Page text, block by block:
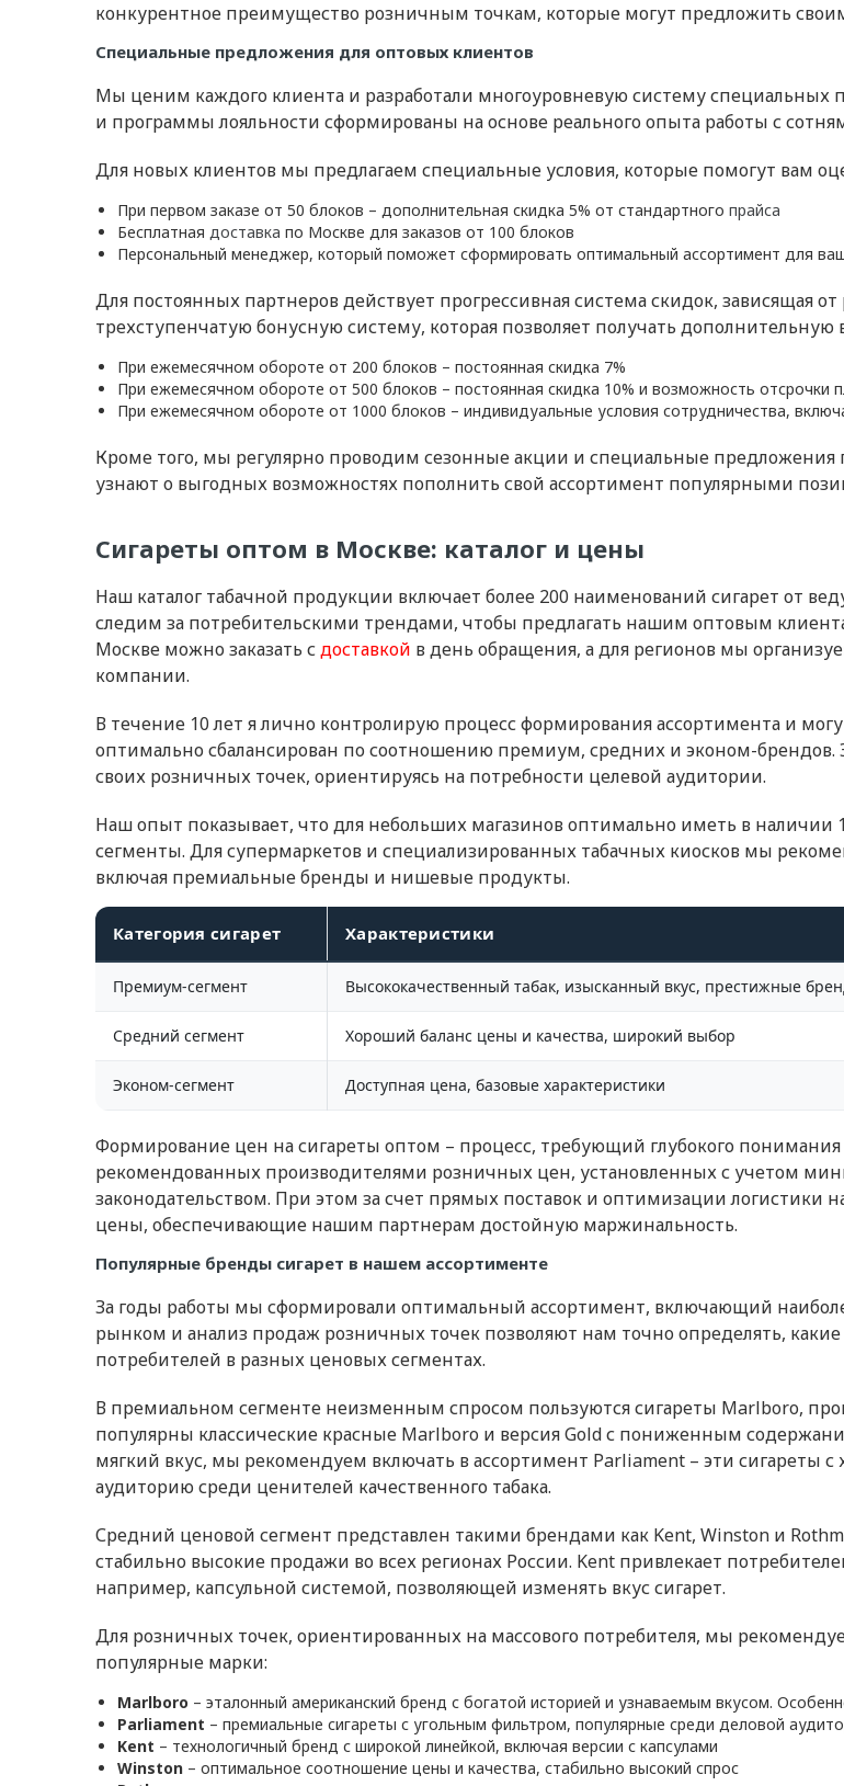
конкурентное преимущество розничным точкам, которые могут предложить
Специальные предложения для оптовых клиентов
Мы ценим каждого клиента и разработали многоуровневую систему специальных
и программы лояльности сформированы на основе реального опыта работы с
Для новых клиентов мы предлагаем специальные условия, которые помогут вам
При первом заказе от 50 блоков – дополнительная скидка 5% от стандартного прайса
Бесплатная доставка по Москве для заказов от 100 блоков
Персональный менеджер, который поможет сформировать оптимальный ассортимент для
Для постоянных партнеров действует прогрессивная система скидок, зависящая
трехступенчатую бонусную систему, которая позволяет получать
При ежемесячном обороте от 200 блоков – постоянная скидка 7%
При ежемесячном обороте от 500 блоков – постоянная скидка 10% и возможность отсрочки
При ежемесячном обороте от 1000 блоков – индивидуальные условия сотрудничества,
Кроме того, мы регулярно проводим сезонные акции и специальные
узнают о выгодных возможностях пополнить свой ассортимент популярными
Сигареты оптом в Москве: каталог и цены
Наш каталог табачной продукции включает более 200 наименований сигарет от
следим за потребительскими трендами, чтобы предлагать нашим оптовым
Москве можно заказать сдоставкой в день обращения, а для регионов мы
компании.
В течение 10 лет я лично контролирую процесс формирования ассортимента и могу
оптимально сбалансирован по соотношению премиум, средних и эконом-
своих розничных точек, ориентируясь на потребности целевой аудитории.
Наш опыт показывает, что для небольших магазинов оптимально иметь в
сегменты. Для супермаркетов и специализированных табачных киосков мы
включая премиальные бренды и нишевые продукты.
Категория сигарет Характеристики
Премиум-сегмент Высококачественный табак, изысканный вкус, престижные
Средний сегмент Хороший баланс цены и качества, широкий выбор
Эконом-сегмент Доступная цена, базовые характеристики
Формирование цен на сигареты оптом – процесс, требующий глубокого
рекомендованных производителями розничных цен, установленных с учетом
законодательством. При этом за счет прямых поставок и оптимизации логистики
цены, обеспечивающие нашим партнерам достойную маржинальность.
Популярные бренды сигарет в нашем ассортименте
За годы работы мы сформировали оптимальный ассортимент, включающий
рынком и анализ продаж розничных точек позволяют нам точно определять,
потребителей в разных ценовых сегментах.
В премиальном сегменте неизменным спросом пользуются сигареты Marlboro,
популярны классические красные Marlboro и версия Gold с пониженным
мягкий вкус, мы рекомендуем включать в ассортимент Parliament – эти
аудиторию среди ценителей качественного табака.
Средний ценовой сегмент представлен такими брендами как Kent, Winston и
стабильно высокие продажи во всех регионах России. Kent привлекает
например, капсульной системой, позволяющей изменять вкус сигарет.
Для розничных точек, ориентированных на массового потребителя, мы
популярные марки:
Marlboro – эталонный американский бренд с богатой историей и узнаваемым вкусом.
Parliament – премиальные сигареты с угольным фильтром, популярные среди деловой
Kent – технологичный бренд с широкой линейкой, включая версии с капсулами
Winston – оптимальное соотношение цены и качества, стабильно высокий спрос